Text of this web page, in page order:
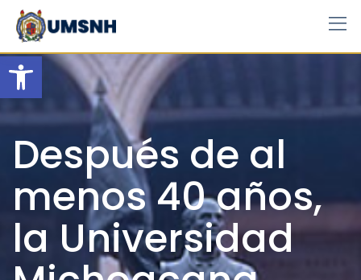
Open toolbar
Skip
content
Después de al
menos 40 años,
la Universidad